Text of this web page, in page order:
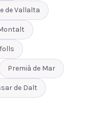
de Vallalta
Premià de Mar
de Dalt